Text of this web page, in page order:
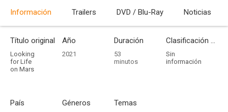
Información Trailers DVD / Blu-Ray Noticias
Título original
Looking
for Life
on Mars
Año
2021
Duración
53
minutos
Clasificación por edades
Sin
información
País Géneros Temas